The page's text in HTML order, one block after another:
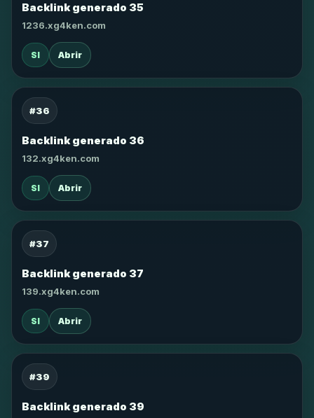
Backlink generado 35
1236.xg4ken.com
SI Abrir
#36
Backlink generado 36
132.xg4ken.com
SI Abrir
#37
Backlink generado 37
139.xg4ken.com
SI Abrir
#39
Backlink generado 39